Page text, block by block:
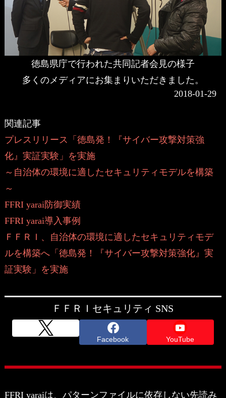
徳島県庁で行われた共同記者会見の様子
多くのメディアにお集まりいただきました。
2018-01-29
関連記事
プレスリリース「徳島発！『サイバー攻撃対策強
化』実証実験」を実施
～自治体の環境に適したセキュリティモデルを構築
～
FFRI yarai防御実績
FFRI yarai導入事例
ＦＦＲＩ、自治体の環境に適したセキュリティモデ
ルを構築へ「徳島発！『サイバー攻撃対策強化』実
証実験」を実施
ＦＦＲＩセキュリティ SNS
Facebook YouTube
FFRI yaraiは、パターンファイルに依存しない先読み